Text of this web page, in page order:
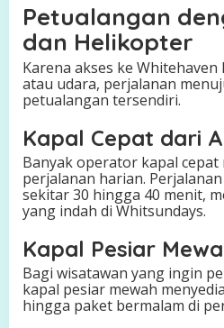
Petualangan
dan Helikopter
Karena akses ke
atau udara, perjalanan
petualangan tersendiri.
Kapal Cepat dari
Banyak operator kapal cepat
perjalanan harian.
sekitar 30 hingga 40 menit,
yang indah di Whitsundays.
Kapal Pesiar
Bagi wisatawan yang ingin
kapal pesiar mewah
hingga paket bermalam di